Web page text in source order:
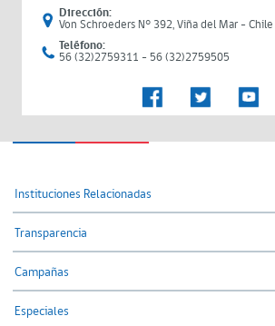
Dirección:
Von Schroeders N° 392, Viña del Mar - Chile
Teléfono:
56 (32)2759311 - 56 (32)2759505
Instituciones Relacionadas
Transparencia
Campañas
Especiales